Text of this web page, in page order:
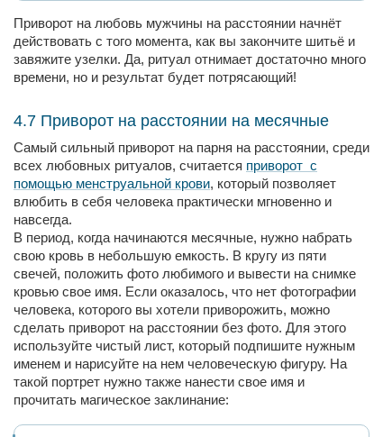
Приворот на любовь мужчины на расстоянии начнёт
действовать с того момента, как вы закончите шитьё и
завяжите узелки. Да, ритуал отнимает достаточно много
времени, но и результат будет потрясающий!
4.7 Приворот на расстоянии на месячные
Самый сильный приворот на парня на расстоянии, среди
всех любовных ритуалов, считается приворот с
помощью менструальной крови, который позволяет
влюбить в себя человека практически мгновенно и
навсегда.
В период, когда начинаются месячные, нужно набрать
свою кровь в небольшую емкость. В кругу из пяти
свечей, положить фото любимого и вывести на снимке
кровью свое имя. Если оказалось, что нет фотографии
человека, которого вы хотели приворожить, можно
сделать приворот на расстоянии без фото. Для этого
используйте чистый лист, который подпишите нужным
именем и нарисуйте на нем человеческую фигуру. На
такой портрет нужно также нанести свое имя и
прочитать магическое заклинание: